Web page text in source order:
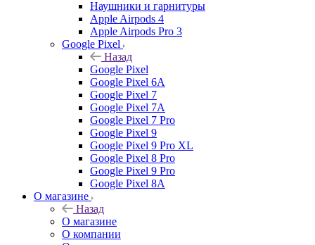
Наушники и гарнитуры
Apple Airpods 4
Apple Airpods Pro 3
Google Pixel
Назад
Google Pixel
Google Pixel 6A
Google Pixel 7
Google Pixel 7А
Google Pixel 7 Pro
Google Pixel 9
Google Pixel 9 Pro XL
Google Pixel 8 Pro
Google Pixel 9 Pro
Google Pixel 8A
О магазине
Назад
О магазине
О компании